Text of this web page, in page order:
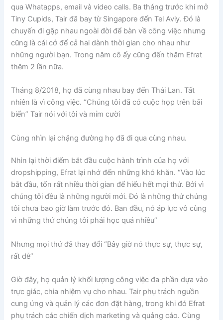
qua Whatapps, email và video calls. Ba tháng trước khi mở
Tiny Cupids, Tair đã bay từ Singapore đến Tel Aviy. Đó là
chuyến đi gặp nhau ngoài đời để bàn về công việc nhưng
cũng là cái cớ để cả hai dành thời gian cho nhau như
những người bạn. Trong năm cô ấy cũng đến thăm Efrat
thêm 2 lần nữa.
Tháng 8/2018, họ đã cùng nhau bay đến Thái Lan. Tất
nhiên là vì công việc. “Chúng tôi đã có cuộc họp trên bãi
biển” Tair nói với tôi và mỉm cười
Cùng nhìn lại chặng đường họ đã đi qua cùng nhau.
Nhìn lại thời điểm bắt đầu cuộc hành trình của họ với
dropshipping, Efrat lại nhớ đến những khó khăn. “Vào lúc
bắt đầu, tốn rất nhiều thời gian để hiểu hết mọi thứ. Bởi vì
chúng tôi đều là những người mới. Đó là những thứ chúng
tôi chưa bao giờ làm trước đó. Ban đầu, nó áp lực vô cùng
vì những thứ chúng tôi phải học quá nhiều”
Nhưng mọi thứ đã thay đổi “Bây giờ nó thực sự, thực sự,
rất dễ”
Giờ đây, họ quản lý khối lượng công việc đa phần dựa vào
trực giác, chia nhiệm vụ cho nhau. Tair phụ trách nguồn
cung ứng và quản lý các đơn đặt hàng, trong khi đó Efrat
phụ trách các chiến dịch marketing và quảng cáo. Cùng